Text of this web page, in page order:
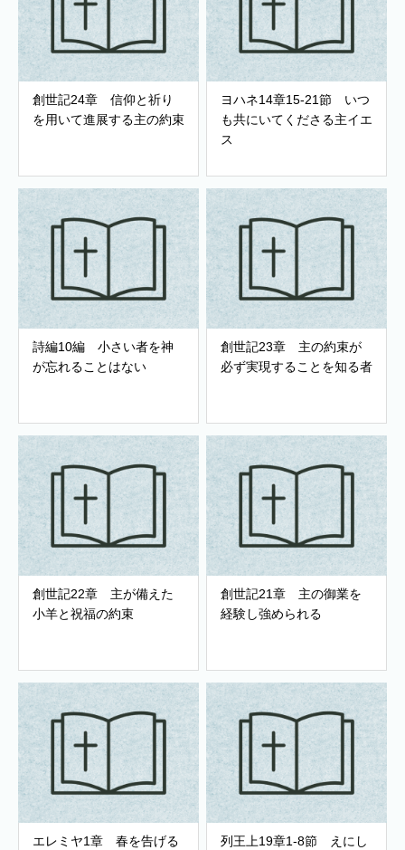
創世記24章 信仰と祈り
を用いて進展する主の約束
ヨハネ14章15-21節 いつ
も共にいてくださる主イエ
ス
詩編10編 小さい者を神
が忘れることはない
創世記23章 主の約束が
必ず実現することを知る者
創世記22章 主が備えた
小羊と祝福の約束
創世記21章 主の御業を
経験し強められる
エレミヤ1章 春を告げる
列王上19章1-8節 えにし